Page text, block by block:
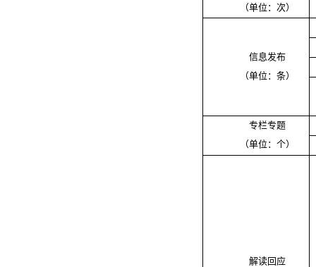
（单位：次）
信息发布
（单位：条）
专栏专题
（单位：个）
解读回应